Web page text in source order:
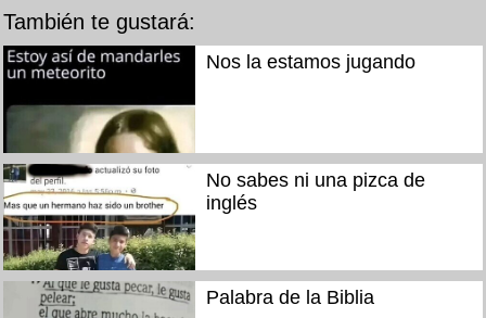
También te gustará:
Nos la estamos jugando
No sabes ni una pizca de
inglés
Palabra de la Biblia